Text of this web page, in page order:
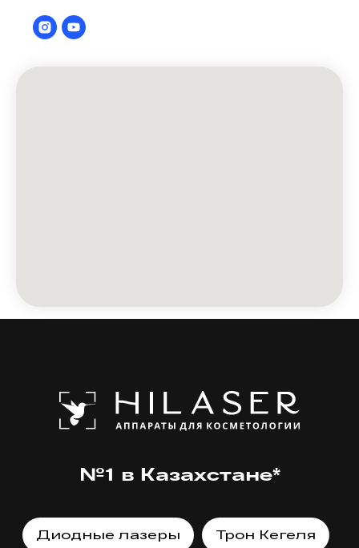
№1 в Казахстане*
Диодные лазеры Трон Кегеля